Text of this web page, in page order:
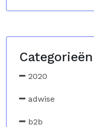
Categorieën
2020
adwise
b2b